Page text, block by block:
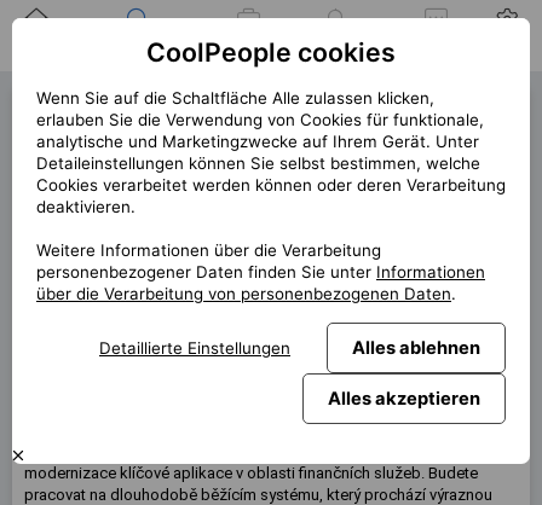
Position
Jobs
Java Developer (42979)
« zurück
Platz
Vertrag
Vertrag über CP
140 000 CZK
modernizace klíčové aplikace v oblasti finančních služeb. Budete
pracovat na dlouhodobě běžícím systému, který prochází výraznou
CoolPeople cookies
Wenn Sie auf die Schaltfläche Alle zulassen klicken,
erlauben Sie die Verwendung von Cookies für funktionale,
analytische und Marketingzwecke auf Ihrem Gerät. Unter
Detaileinstellungen können Sie selbst bestimmen, welche
Cookies verarbeitet werden können oder deren Verarbeitung
deaktivieren.
Weitere Informationen über die Verarbeitung
personenbezogener Daten finden Sie unter Informationen
über die Verarbeitung von personenbezogenen Daten.
Detaillierte Einstellungen Alles ablehnen
Alles akzeptieren